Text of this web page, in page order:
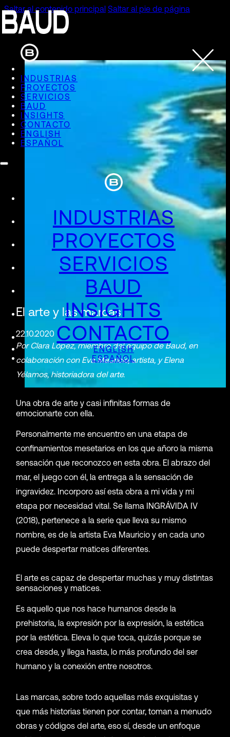
Saltar al contenido principal Saltar al pie de página
INDUSTRIAS
PROYECTOS
SERVICIOS
BAUD
INSIGHTS
CONTACTO
ENGLISH
ESPAÑOL
INDUSTRIAS
PROYECTOS
SERVICIOS
BAUD
INSIGHTS
CONTACTO
ENGLISH
ESPAÑOL
El arte y las marcas
22.10.2020
Por Clara López, miembro del equipo de Baud, en
colaboración con Eva Mauricio, artista, y Elena
Yélamos, historiadora del arte.
Una obra de arte y casi infinitas formas de
emocionarte con ella.
Personalmente me encuentro en una etapa de
confinamientos mesetarios en los que añoro la misma
sensación que reconozco en esta obra. El abrazo del
mar, el juego con él, la entrega a la sensación de
ingravidez. Incorporo así esta obra a mi vida y mi
etapa por necesidad vital. Se llama INGRÁVIDA IV
(2018), pertenece a la serie que lleva su mismo
nombre, es de la artista Eva Mauricio y en cada uno
puede despertar matices diferentes.
El arte es capaz de despertar muchas y muy distintas
sensaciones y matices.
Es aquello que nos hace humanos desde la
prehistoria, la expresión por la expresión, la estética
por la estética. Eleva lo que toca, quizás porque se
crea desde, y llega hasta, lo más profundo del ser
humano y la conexión entre nosotros.
Las marcas, sobre todo aquellas más exquisitas y
que más historias tienen por contar, toman a menudo
obras y códigos del arte, eso sí, desde un enfoque